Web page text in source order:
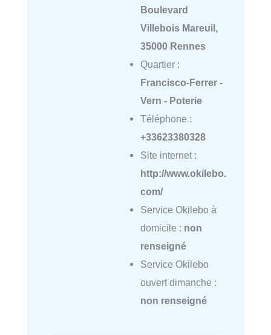
Boulevard
Villebois Mareuil,
35000 Rennes
Quartier :
Francisco-Ferrer -
Vern - Poterie
Téléphone :
+33623380328
Site internet :
http://www.okilebo.
com/
Service Okilebo à
domicile : non
renseigné
Service Okilebo
ouvert dimanche :
non renseigné